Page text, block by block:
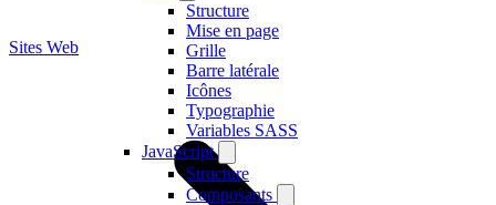
Structure
Mise en page
Grille
Barre latérale
Icônes
Typographie
Variables SASS
JavaScript
Structure
Composants
Sites Web